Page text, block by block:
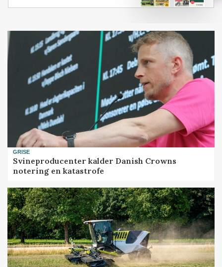
GRISE
Svineproducenter kalder Danish Crowns
notering en katastrofe